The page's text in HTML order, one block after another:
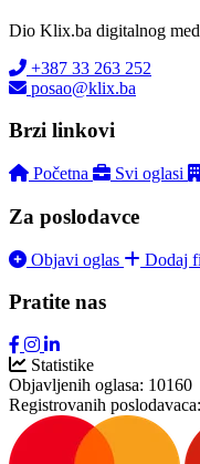
Dio Klix.ba digitalnog
+387 33 263 252
posao@klix.ba
Brzi linkovi
Početna Svi oglasi
Za poslodavce
Objavi oglas Dodaj
Pratite nas
Statistike
Objavljenih oglasa: 10160
Registrovanih poslodavaca: